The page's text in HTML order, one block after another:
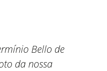
Bello de
da nossa